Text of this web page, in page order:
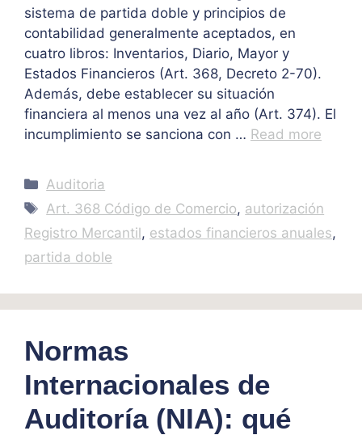
sistema de partida doble y principios de
contabilidad generalmente aceptados, en
cuatro libros: Inventarios, Diario, Mayor y
Estados Financieros (Art. 368, Decreto 2-70).
Además, debe establecer su situación
financiera al menos una vez al año (Art. 374). El
incumplimiento se sanciona con … Read more
Categories
Auditoria
Tags
Art. 368 Código de Comercio, autorización
Registro Mercantil, estados financieros anuales,
partida doble
Normas
Internacionales de
Auditoría (NIA): qué